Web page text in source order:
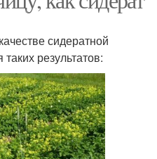
сидератной
результатов: